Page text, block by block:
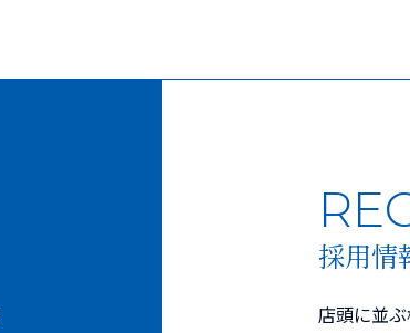
採用情
店頭に並